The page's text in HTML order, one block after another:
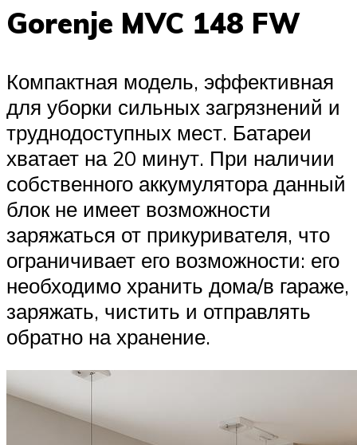
Gorenje MVC 148 FW
Компактная модель, эффективная
для уборки сильных загрязнений и
труднодоступных мест. Батареи
хватает на 20 минут. При наличии
собственного аккумулятора данный
блок не имеет возможности
заряжаться от прикуривателя, что
ограничивает его возможности: его
необходимо хранить дома/в гараже,
заряжать, чистить и отправлять
обратно на хранение.